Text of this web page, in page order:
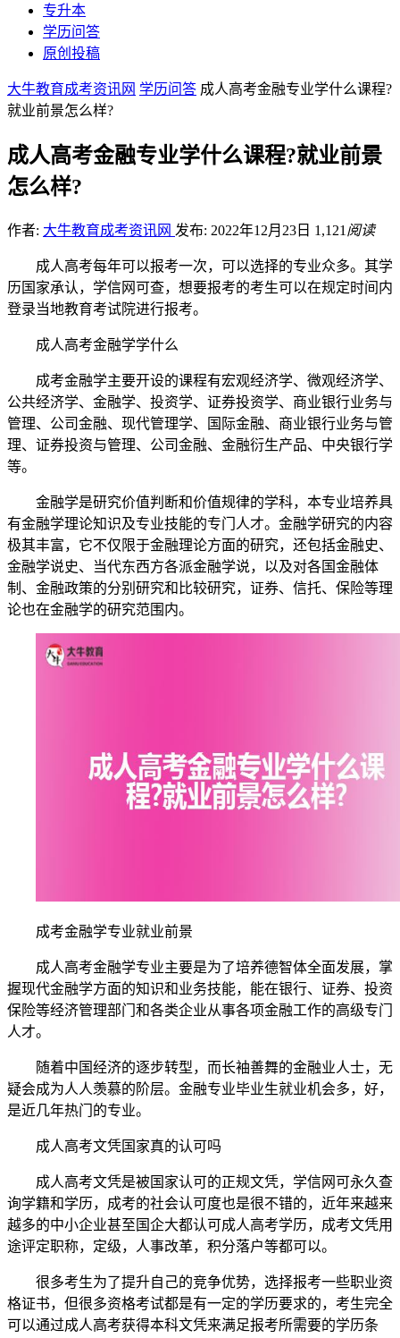
专升本
学历问答
原创投稿
大牛教育成考资讯网 学历问答 成人高考金融专业学什么课程?
就业前景怎么样?
成人高考金融专业学什么课程?就业前景
怎么样?
作者: 大牛教育成考资讯网 发布: 2022年12月23日 1,121 阅读
成人高考每年可以报考一次，可以选择的专业众多。其学
历国家承认，学信网可查，想要报考的考生可以在规定时间内
登录当地教育考试院进行报考。
成人高考金融学学什么
成考金融学主要开设的课程有宏观经济学、微观经济学、
公共经济学、金融学、投资学、证券投资学、商业银行业务与
管理、公司金融、现代管理学、国际金融、商业银行业务与管
理、证券投资与管理、公司金融、金融衍生产品、中央银行学
等。
金融学是研究价值判断和价值规律的学科，本专业培养具
有金融学理论知识及专业技能的专门人才。金融学研究的内容
极其丰富，它不仅限于金融理论方面的研究，还包括金融史、
金融学说史、当代东西方各派金融学说，以及对各国金融体
制、金融政策的分别研究和比较研究，证券、信托、保险等理
论也在金融学的研究范围内。
成考金融学专业就业前景
成人高考金融学专业主要是为了培养德智体全面发展，掌
握现代金融学方面的知识和业务技能，能在银行、证券、投资
保险等经济管理部门和各类企业从事各项金融工作的高级专门
人才。
随着中国经济的逐步转型，而长袖善舞的金融业人士，无
疑会成为人人羡慕的阶层。金融专业毕业生就业机会多，好，
是近几年热门的专业。
成人高考文凭国家真的认可吗
成人高考文凭是被国家认可的正规文凭，学信网可永久查
询学籍和学历，成考的社会认可度也是很不错的，近年来越来
越多的中小企业甚至国企大都认可成人高考学历，成考文凭用
途评定职称，定级，人事改革，积分落户等都可以。
很多考生为了提升自己的竞争优势，选择报考一些职业资
格证书，但很多资格考试都是有一定的学历要求的，考生完全
可以通过成人高考获得本科文凭来满足报考所需要的学历条